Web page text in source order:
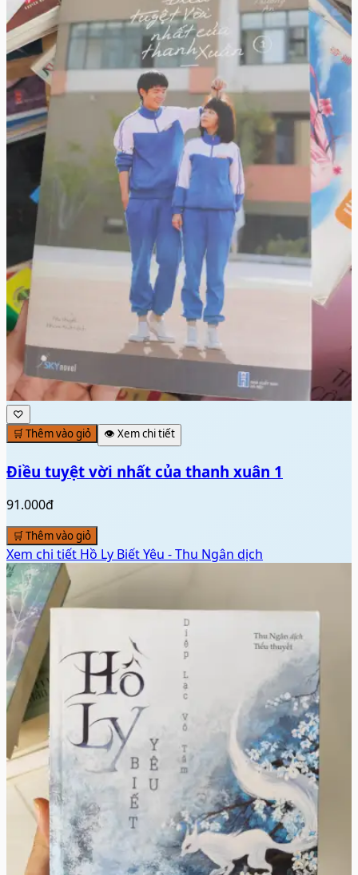
♡
🛒 Thêm vào giỏ
👁️ Xem chi tiết
Điều tuyệt vời nhất của thanh xuân 1
91.000đ
🛒 Thêm vào giỏ
Xem chi tiết Hồ Ly Biết Yêu - Thu Ngân dịch